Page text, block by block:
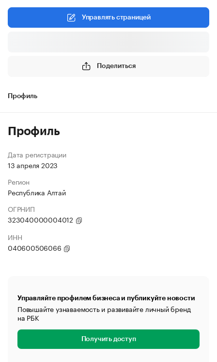
Управлять страницей
Поделиться
Профиль
Профиль
Дата регистрации
13 апреля 2023
Регион
Республика Алтай
ОГРНИП
323040000004012
ИНН
040600506066
Управляйте профилем бизнеса и публикуйте новости
Повышайте узнаваемость и развивайте личный бренд
на РБК
Получить доступ